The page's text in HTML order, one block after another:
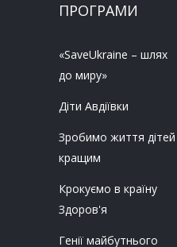
ПРОГРАМИ
«SaveUkraine – шлях
до миру»
Діти Авдіївки
Зробимо життя дітей
кращим
Крокуємо в країну
Здоров'я
Генії майбутнього